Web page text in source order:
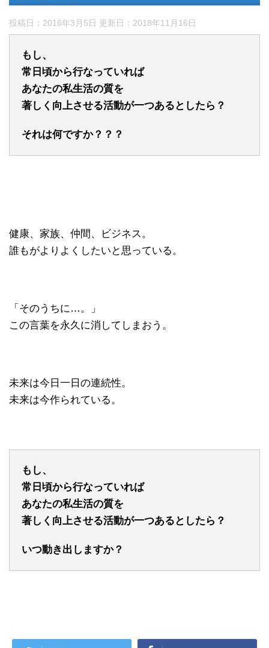
投稿日：2016年3月5日 更新日： 2018年11月16日
もし、
常日頃から行なっていれば
あなたの私生活の質を
著しく向上させる活動が一つあるとしたら？
それは何ですか？？？
健康、家族、仲間、ビジネス。
誰もがよりよくしたいと思っている。
「そのうちに…。」
この言葉を永久に消してしまおう。
未来は今日一日の連続性。
未来は今作られている。
もし、
常日頃から行なっていれば
あなたの私生活の質を
著しく向上させる活動が一つあるとしたら？
いつ動き出しますか？